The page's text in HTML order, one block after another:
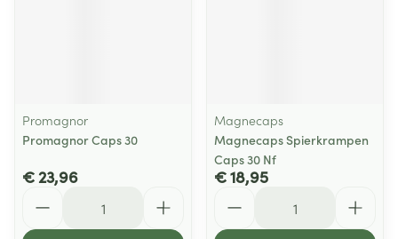
Promagnor
Promagnor Caps 30
€ 23,96
Magnecaps
Magnecaps Spierkrampen
Caps 30 Nf
€ 18,95